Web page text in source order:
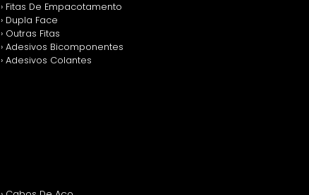
› Fitas De Empacotamento
› Dupla Face
› Outras Fitas
› Adesivos Bicomponentes
› Adesivos Colantes